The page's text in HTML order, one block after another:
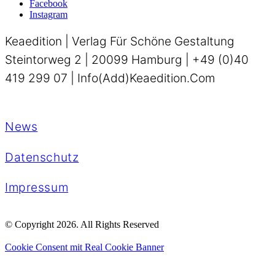
Facebook
Instagram
Keaedition | Verlag Für Schöne Gestaltung
Steintorweg 2 | 20099 Hamburg | +49 (0)40
419 299 07 | Info(add)keaedition.com
News
Datenschutz
Impressum
© Copyright 2026. All Rights Reserved
Cookie Consent mit Real Cookie Banner